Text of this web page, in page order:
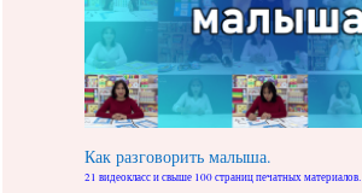
Как разговорить малыша.
21 видеокласс и свыше 100 страниц печатных материалов.